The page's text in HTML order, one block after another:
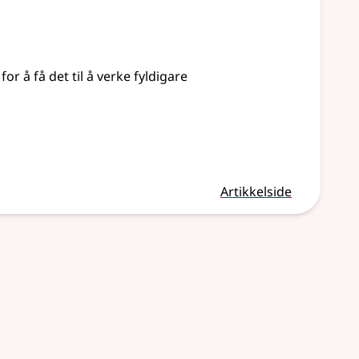
å få det til å verke fyldigare
Artikkelside